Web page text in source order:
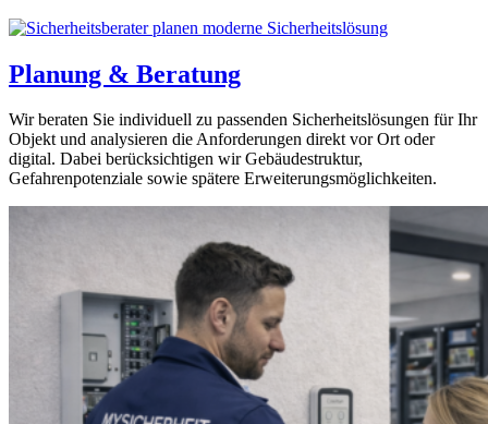
Planung & Beratung
Wir beraten Sie individuell zu passenden Sicherheitslösungen für Ihr
Objekt und analysieren die Anforderungen direkt vor Ort oder
digital. Dabei berücksichtigen wir Gebäudestruktur,
Gefahrenpotenziale sowie spätere Erweiterungsmöglichkeiten.